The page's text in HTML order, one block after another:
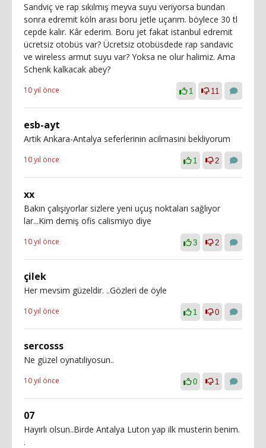
Sandviç ve rap sıkılmış meyva suyu veriyorsa bundan
sonra edremit köln arası boru jetle uçarım. böylece 30 tl
cepde kalır. Kâr ederim. Boru jet fakat istanbul edremit
ücretsiz otobüs var? Ücretsiz otobüsdede rap sandavic
ve wireless armut suyu var? Yoksa ne olur halimiz. Ama
Schenk kalkacak abey?
10 yıl önce 1 11
esb-ayt
Artik Ankara-Antalya seferlerinin acilmasini bekliyorum
10 yıl önce 1 2
xx
Bakın çalışıyorlar sizlere yeni uçuş noktaları sağlıyor
lar...Kim demiş ofis calismiyo diye
10 yıl önce 3 2
çilek
Her mevsim güzeldir. ..Gözleri de öyle
10 yıl önce 1 0
sercosss
Ne güzel oynatıliyosun..
10 yıl önce 0 1
07
Hayırlı olsun..Birde Antalya Luton yap ilk musterin benim.
.